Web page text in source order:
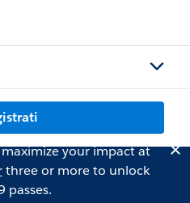
your impact at
three or more to unlock
passes.